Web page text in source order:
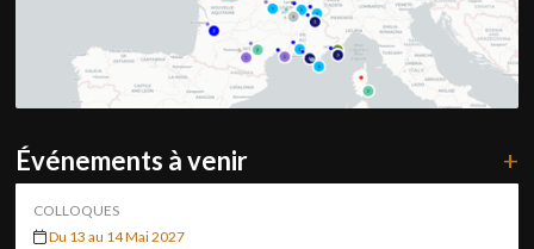
Événements à venir +
COLLOQUES
Du 13 au 14 Mai 2027